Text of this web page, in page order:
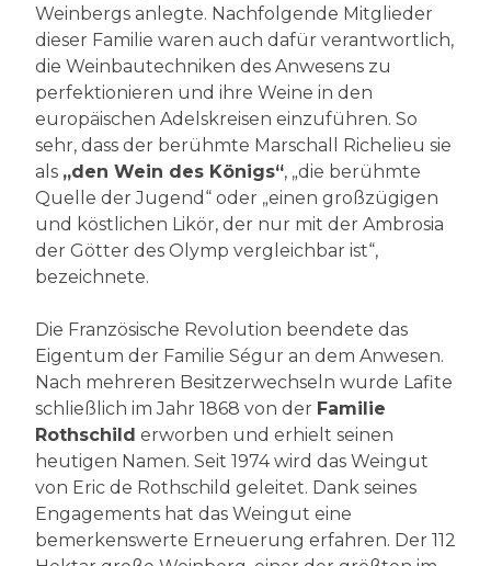
Weinbergs anlegte. Nachfolgende Mitglieder
dieser Familie waren auch dafür verantwortlich,
die Weinbautechniken des Anwesens zu
perfektionieren und ihre Weine in den
europäischen Adelskreisen einzuführen. So
sehr, dass der berühmte Marschall Richelieu sie
als „den Wein des Königs“, „die berühmte
Quelle der Jugend“ oder „einen großzügigen
und köstlichen Likör, der nur mit der Ambrosia
der Götter des Olymp vergleichbar ist“,
bezeichnete.
Die Französische Revolution beendete das
Eigentum der Familie Ségur an dem Anwesen.
Nach mehreren Besitzerwechseln wurde Lafite
schließlich im Jahr 1868 von der Familie
Rothschild erworben und erhielt seinen
heutigen Namen. Seit 1974 wird das Weingut
von Eric de Rothschild geleitet. Dank seines
Engagements hat das Weingut eine
bemerkenswerte Erneuerung erfahren. Der 112